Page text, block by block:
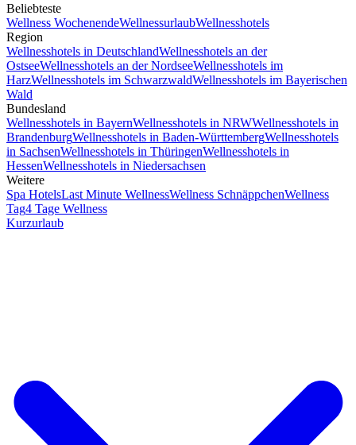
Beliebteste
Wellness WochenendeWellnessurlaubWellnesshotels
Region
Wellnesshotels in DeutschlandWellnesshotels an der
OstseeWellnesshotels an der NordseeWellnesshotels im
HarzWellnesshotels im SchwarzwaldWellnesshotels im Bayerischen
Wald
Bundesland
Wellnesshotels in BayernWellnesshotels in NRWWellnesshotels in
BrandenburgWellnesshotels in Baden-WürttembergWellnesshotels
in SachsenWellnesshotels in ThüringenWellnesshotels in
HessenWellnesshotels in Niedersachsen
Weitere
Spa HotelsLast Minute WellnessWellness SchnäppchenWellness
Tag4 Tage Wellness
Kurzurlaub